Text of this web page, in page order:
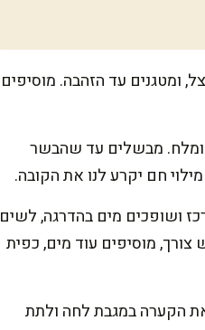
ומטגנים עד הזהבה. מוסיפים
ומלח. מבשלים עד שהבשר
חם יקרע לנו את הקובה.
ושופכים מים בהדרגה, לשים
מוסיפים עוד מים, כפית
הקערה במגבת לחה ולתת